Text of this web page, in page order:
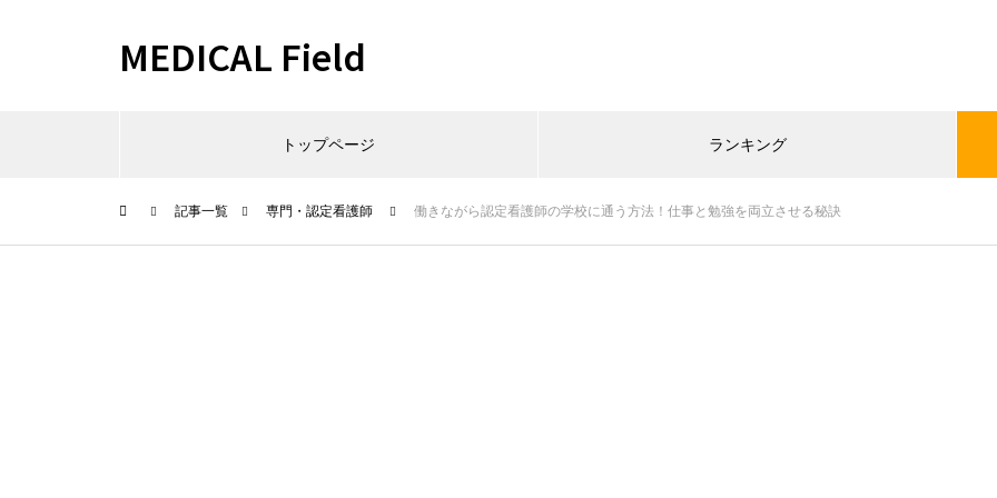
MEDICAL Field
トップページ ランキング
記事一覧 専門・認定看護師 働きながら認定看護師の学校に通う方法！仕事と勉強を両立させる秘訣